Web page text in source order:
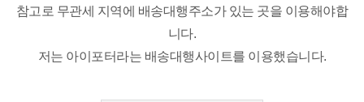
참고로 무관세 지역에 배송대행주소가 있는 곳을 이용해야합
니다.
저는 아이포터라는 배송대행사이트를 이용했습니다.